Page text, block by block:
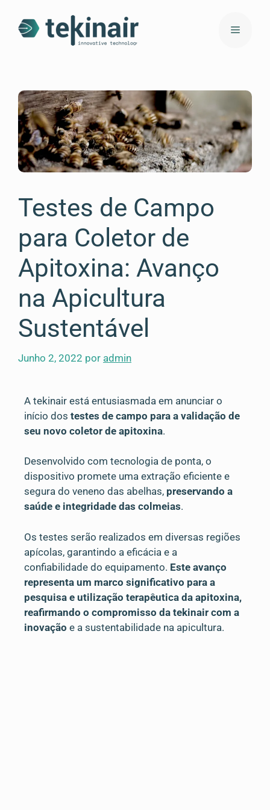
Testes de Campo
para Coletor de
Apitoxina: Avanço
na Apicultura
Sustentável
Junho 2, 2022 por admin
A tekinair está entusiasmada em anunciar o
início dos testes de campo para a validação de
seu novo coletor de apitoxina.
Desenvolvido com tecnologia de ponta, o
dispositivo promete uma extração eficiente e
segura do veneno das abelhas, preservando a
saúde e integridade das colmeias.
Os testes serão realizados em diversas regiões
apícolas, garantindo a eficácia e a
confiabilidade do equipamento. Este avanço
representa um marco significativo para a
pesquisa e utilização terapêutica da apitoxina,
reafirmando o compromisso da tekinair com a
inovação e a sustentabilidade na apicultura.